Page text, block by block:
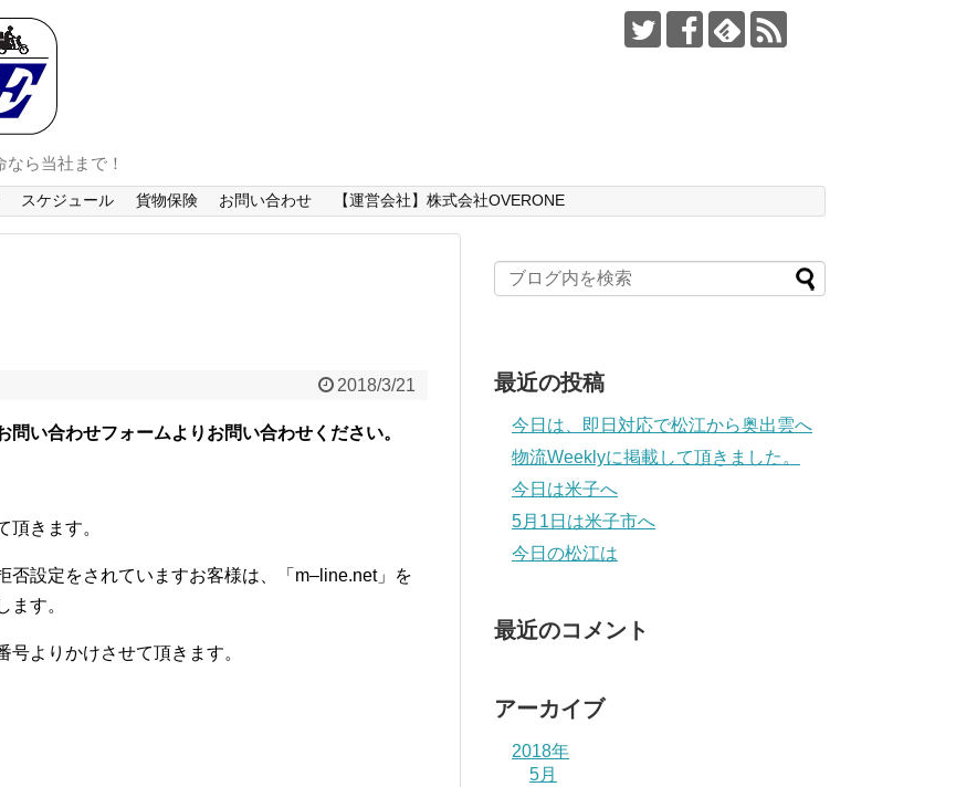
ら当社まで！
スケジュール 貨物保険 お問い合わせ 【運営会社】株式会社OVERONE
2018/3/21
い合わせフォームよりお問い合わせください。
きます。
否設定をされていますお客様は、「m–line.net」を
ます。
よりかけさせて頂きます。
最近の投稿
今日は、即日対応で松江から奥出雲へ
物流Weeklyに掲載して頂きました。
今日は米子へ
5月1日は米子市へ
今日の松江は
最近のコメント
アーカイブ
2018年
5月